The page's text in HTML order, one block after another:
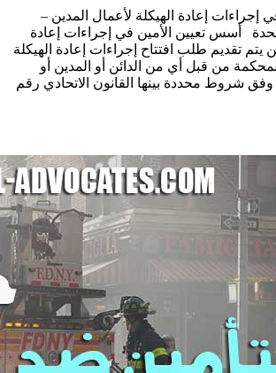
إجراءات إعادة الهيكلة لأعمال المدين –
أسس تعيين الأمين في إجراءات إعادة
يتم تقديم طلب افتتاح إجراءات إعادة الهيكلة
من قبل أي من الدائن أو المدين أو
وفق شروط محددة بينها القانون الاتحادي رقم